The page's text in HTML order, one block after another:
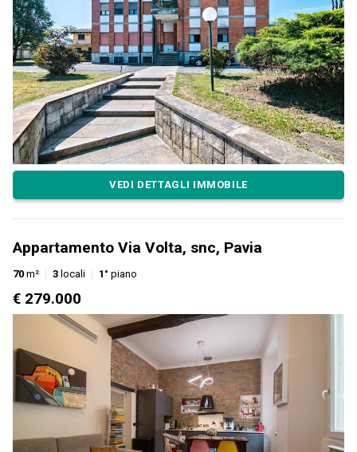
VEDI DETTAGLI IMMOBILE
Appartamento Via Volta, snc, Pavia
70 m² 3 locali 1° piano
€ 279.000